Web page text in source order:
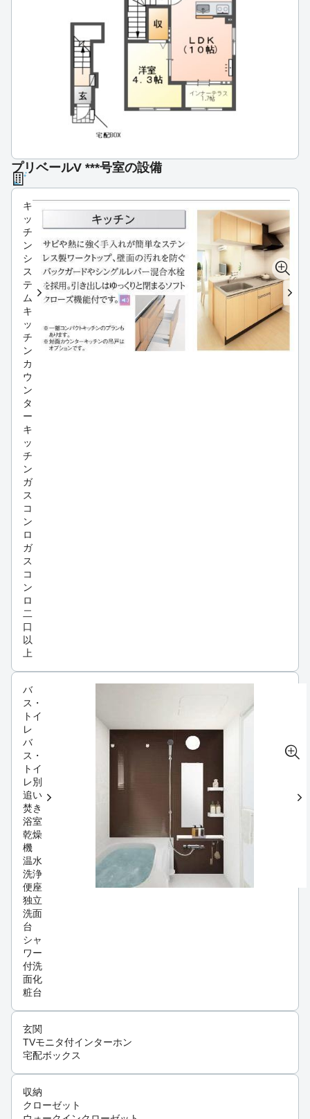
プリベールV ***号室の設備
キ
ッ
チ
ン
シ
ス
テ
ム
キ
ッ
チ
ン
カ
ウ
ン
タ
ー
キ
ッ
チ
ン
ガ
ス
コ
ン
ロ
ガ
ス
コ
ン
ロ
二
口
以
上
バ
ス・
トイ
レ
バ
ス・
トイ
レ別
追い
焚き
浴室
乾燥
機
温水
洗浄
便座
独立
洗面
台
シャ
ワー
付洗
面化
粧台
玄関
TVモニタ付インターホン
宅配ボックス
収納
クローゼット